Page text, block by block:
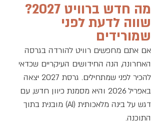
מה חדש ברוויט 2027?
שווה לדעת לפני
שמורידים
אם אתם מחפשים רוויט להורדה בגרסה
האחרונה, הנה החידושים העיקריים שכדאי
להכיר לפני שמתחילים. גרסת 2027 יצאה
באפריל 2026 והיא מסמנת כיוון חדש, עם
דגש על בינה מלאכותית (AI) מובנית בתוך
התוכנה.